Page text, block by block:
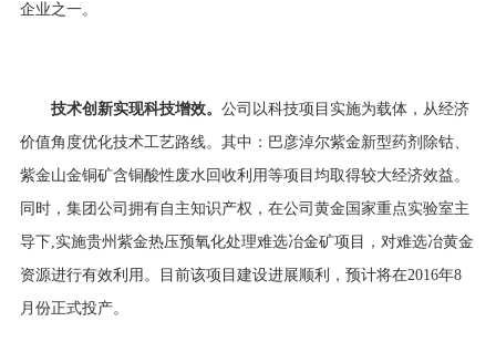
企业之一。
技术创新实现科技增效。 公司以科技项目实施为载体，从经济
价值角度优化技术工艺路线。其中：巴彦淖尔紫金新型药剂除钴、
紫金山金铜矿含铜酸性废水回收利用等项目均取得较大经济效益。
同时，集团公司拥有自主知识产权，在公司黄金国家重点实验室主
导下,实施贵州紫金热压预氧化处理难选冶金矿项目，对难选冶黄金
资源进行有效利用。目前该项目建设进展顺利，预计将在2016年8
月份正式投产。